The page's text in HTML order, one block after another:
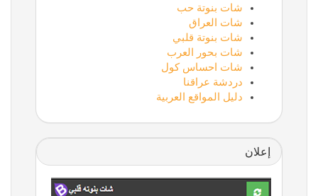
شات بنوتة حب
شات العراق
شات بنوتة قلبي
شات بحور العرب
شات احساس كول
دردشة عراقنا
دليل المواقع العربية
إعلان